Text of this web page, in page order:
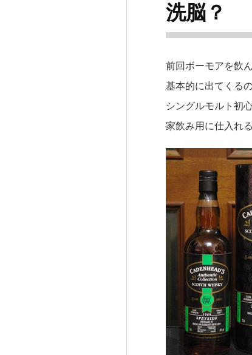
洗脳？
前回ボーモアを飲
基本的に出てくる
シングルモルト初
家飲み用に仕入れ